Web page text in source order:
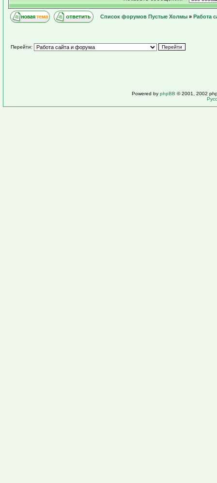
Список форумов Пустые Холмы » Работа
Перейти:
Powered by phpBB © 2001, 2002